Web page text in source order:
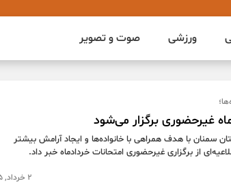
ورزشی صوت و تصویر
غیرحضوری برگزار می‌شود
سمنان با هدف همراهی با خانواده‌ها و ایجاد آرامش بیشتر
از برگزاری غیرحضوری امتحانات خردادماه خبر داد.
2 خرداد, 1405